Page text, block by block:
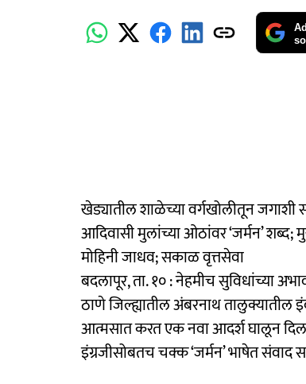
खेड्यातील शाळेच्या वर्गखोलीतून जगाशी
आदिवासी मुलांच्या ओठांवर ‘जर्मन’
मोहिनी जाधव; सकाळ वृत्तसेवा
बदलापूर, ता. १० : नेहमीच सुविधांच्या
ठाणे जिल्ह्यातील अंबरनाथ तालुक्यातील
आत्मसात करत एक नवा आदर्श घालून
इंग्रजीसोबतच चक्क ‘जर्मन’ भाषेत